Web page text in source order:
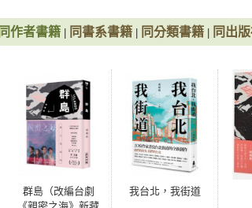
喜歡演戲，非常重視這次機會，但身為導演
偏心妳的部分，他宣稱他發現我看你們排戲
用了一個詞，癡迷。說我
癡迷地盯著妳，一舉一動。他於是懷疑我
蜜語勾引妳，拉妳的手，說不定還要親吻妳
導演，戴著眼鏡，總共四隻眼睛瞪著你們談
同作者書籍 同書系書籍 同分類書籍 同出
群島（改編台劇
我台北，我街道